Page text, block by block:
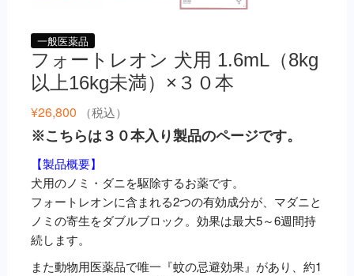
一般医薬品
フォートレオン 犬用 1.6mL（8kg
以上16kg未満）×３０本
¥26,800 （税込）
※こちらは３０本入り製品のページです。
【製品概要】
犬用のノミ・ダニを駆除するお薬です。
フォートレオンに含まれる2つの有効成分が、マダニと
ノミの寄生をダブルブロック。効果は最大5～6週間持
続します。
また動物用医薬品で唯一『蚊の忌避効果』があり、約1